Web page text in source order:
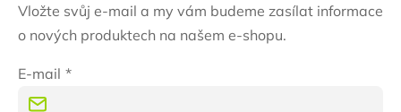
Vložte svůj e-mail a my vám budeme zasílat informace
o nových produktech na našem e-shopu.
E-mail